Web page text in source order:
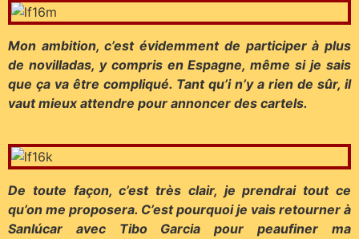
Mon ambition, c’est évidemment de participer à plus
de novilladas, y compris en Espagne, même si je sais
que ça va être compliqué. Tant qu’i n’y a rien de sûr, il
vaut mieux attendre pour annoncer des cartels.
De toute façon, c’est très clair, je prendrai tout ce
qu’on me proposera. C’est pourquoi je vais retourner à
Sanlúcar avec Tibo Garcia pour peaufiner ma